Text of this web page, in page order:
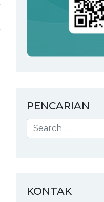
PENCARIAN
KONTAK